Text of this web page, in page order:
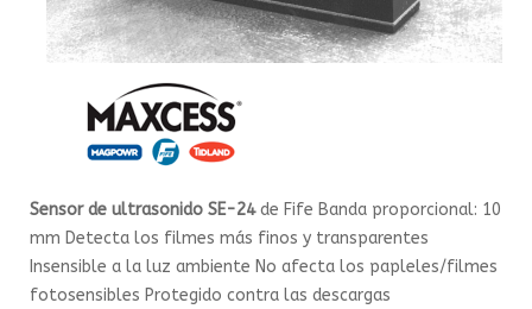
Sensor de ultrasonido SE-24de Fife Banda proporcional: 10
mm Detecta los filmes más finos y transparentes
Insensible a la luz ambiente No afecta los papleles/filmes
fotosensibles Protegido contra las descargas